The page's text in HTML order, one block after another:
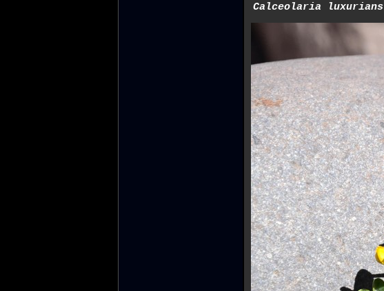
Calceolaria luxurians